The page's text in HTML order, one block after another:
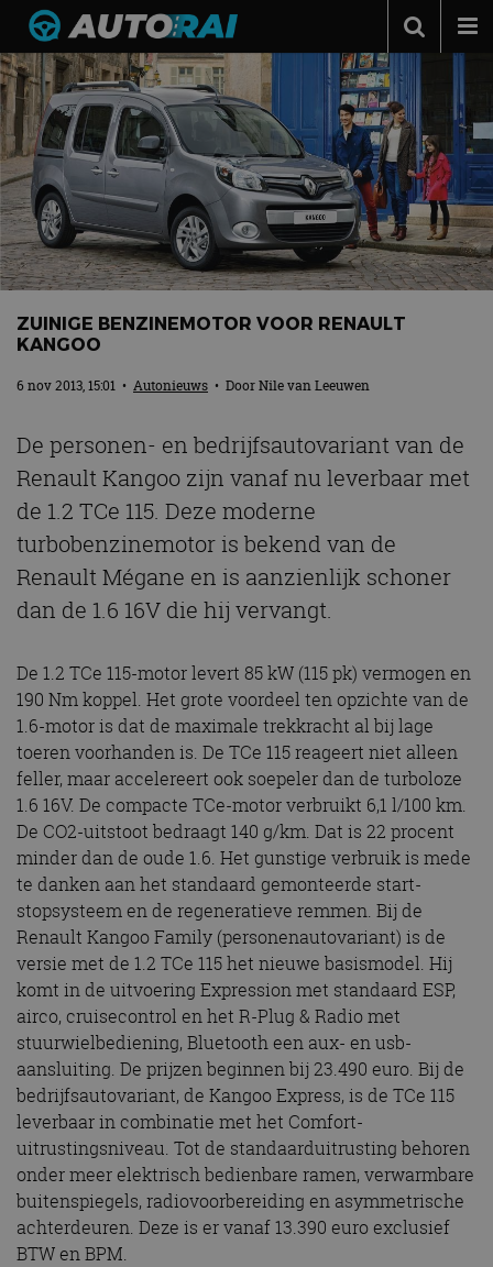
Autonieuws
Podcast
Autotests
Automerken
Adverteren
Contact
MotorRAI.nl
ZUINIGE BENZINEMOTOR VOOR RENAULT
KANGOO
6 nov 2013, 15:01 • Autonieuws • DoorNile van Leeuwen
De personen- en bedrijfsautovariant van de
Renault Kangoo zijn vanaf nu leverbaar met
de 1.2 TCe 115. Deze moderne
turbobenzinemotor is bekend van de
Renault Mégane en is aanzienlijk schoner
dan de 1.6 16V die hij vervangt.
De 1.2 TCe 115-motor levert 85 kW (115 pk) vermogen en
190 Nm koppel. Het grote voordeel ten opzichte van de
1.6-motor is dat de maximale trekkracht al bij lage
toeren voorhanden is. De TCe 115 reageert niet alleen
feller, maar accelereert ook soepeler dan de turboloze
1.6 16V. De compacte TCe-motor verbruikt 6,1 l/100 km.
De CO2-uitstoot bedraagt 140 g/km. Dat is 22 procent
minder dan de oude 1.6. Het gunstige verbruik is mede
te danken aan het standaard gemonteerde start-
stopsysteem en de regeneratieve remmen. Bij de
Renault Kangoo Family (personenautovariant) is de
versie met de 1.2 TCe 115 het nieuwe basismodel. Hij
komt in de uitvoering Expression met standaard ESP,
airco, cruisecontrol en het R-Plug & Radio met
stuurwielbediening, Bluetooth een aux- en usb-
aansluiting. De prijzen beginnen bij 23.490 euro. Bij de
bedrijfsautovariant, de Kangoo Express, is de TCe 115
leverbaar in combinatie met het Comfort-
uitrustingsniveau. Tot de standaarduitrusting behoren
onder meer elektrisch bedienbare ramen, verwarmbare
buitenspiegels, radiovoorbereiding en asymmetrische
achterdeuren. Deze is er vanaf 13.390 euro exclusief
BTW en BPM.